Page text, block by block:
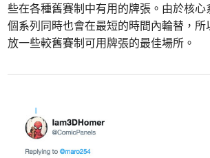
些在各種舊賽制中有用的牌張。由於核心
個系列同時也會在最短的時間內輪替，所
放一些較舊賽制可用牌張的最佳場所。